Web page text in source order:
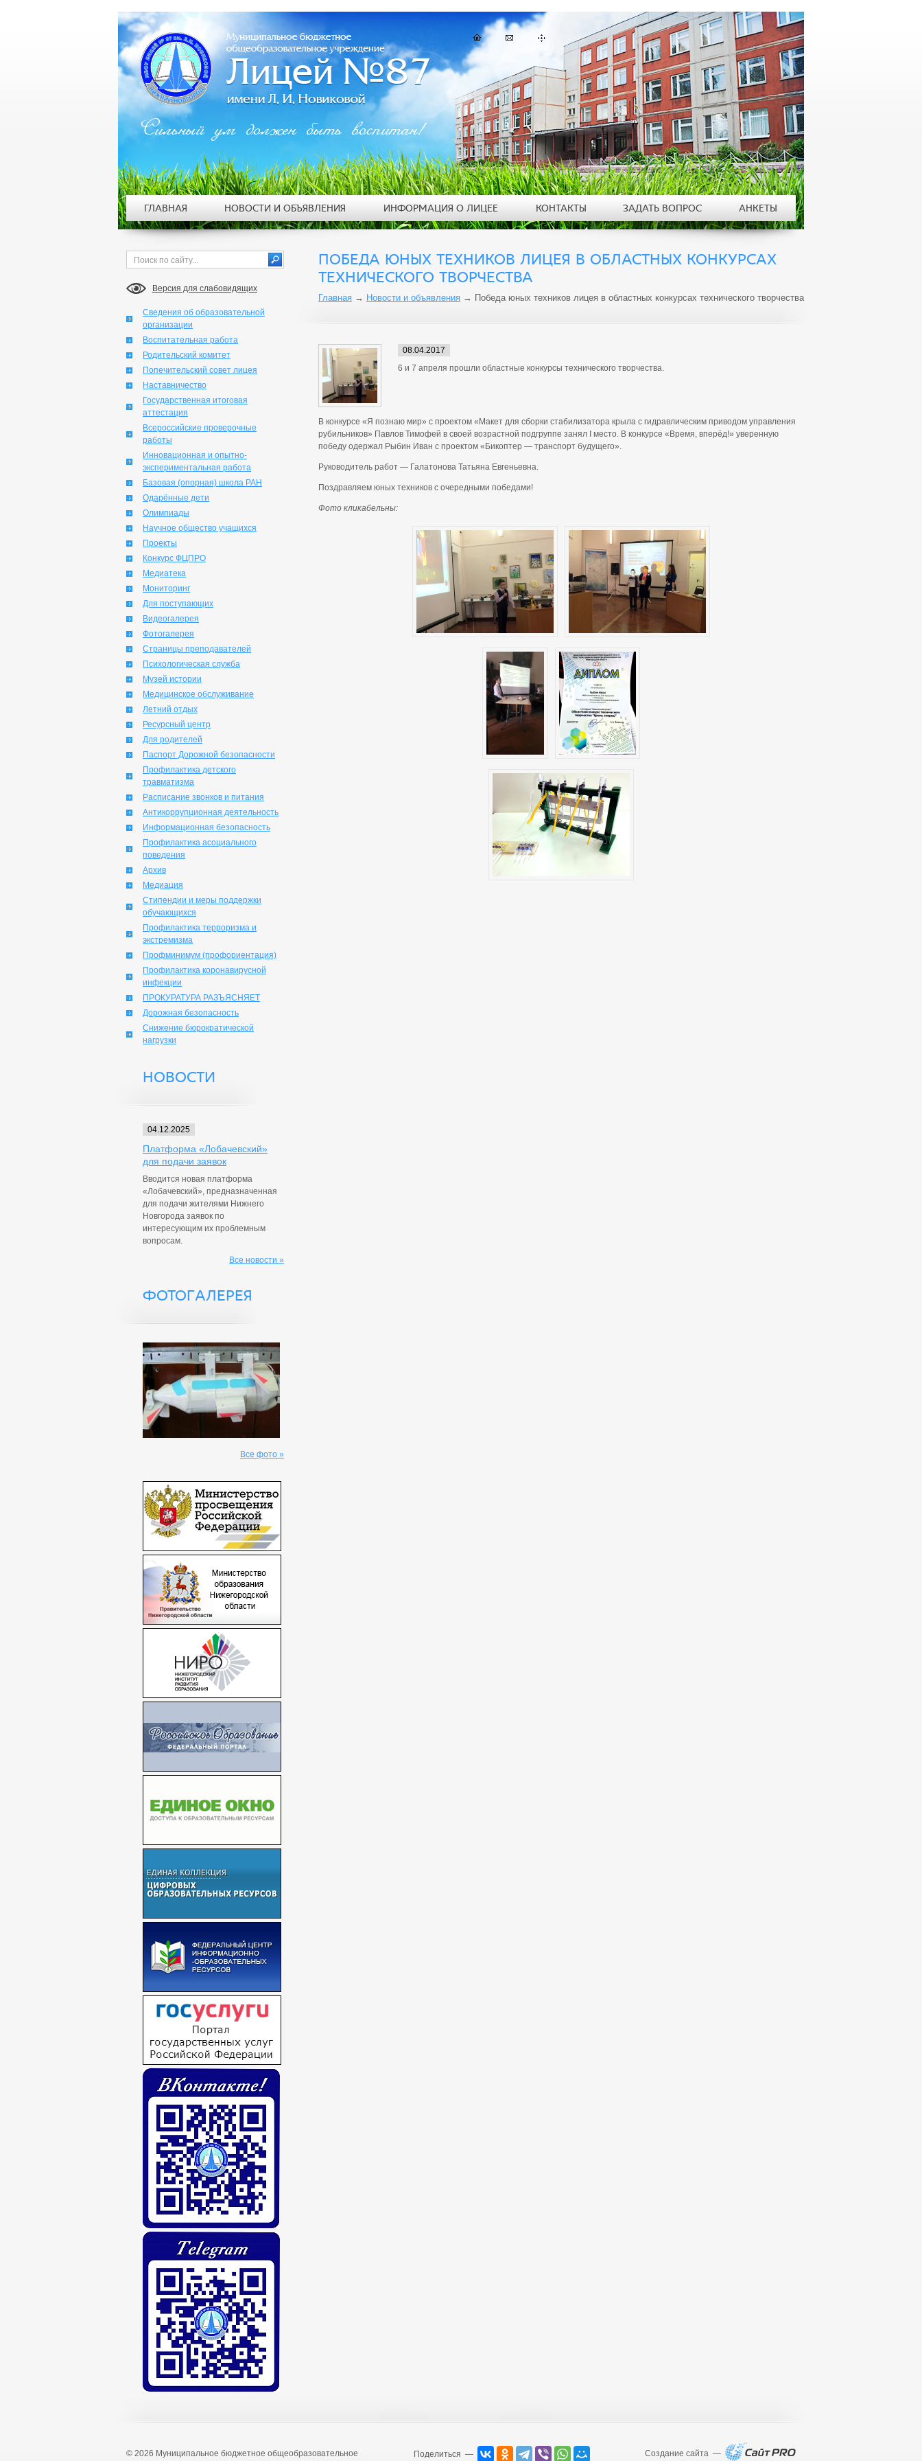
Версия для слабовидящих
Сведения об образовательной
организации
Воспитательная работа
Родительский комитет
Попечительский совет лицея
Наставничество
Государственная итоговая
аттестация
Всероссийские проверочные
работы
Инновационная и опытно-
экспериментальная работа
Базовая (опорная) школа РАН
Одарённые дети
Олимпиады
Научное общество учащихся
Проекты
Конкурс ФЦПРО
Медиатека
Мониторинг
Для поступающих
Видеогалерея
Фотогалерея
Страницы преподавателей
Психологическая служба
Музей истории
Медицинское обслуживание
Летний отдых
Ресурсный центр
Для родителей
Паспорт Дорожной безопасности
Профилактика детского
травматизма
Расписание звонков и питания
Антикоррупционная деятельность
Информационная безопасность
Профилактика асоциального
поведения
Архив
Медиация
Стипендии и меры поддержки
обучающихся
Профилактика терроризма и
экстремизма
Профминимум (профориентация)
Профилактика коронавирусной
инфекции
ПРОКУРАТУРА РАЗЪЯСНЯЕТ
Дорожная безопасность
Снижение бюрократической
нагрузки
НОВОСТИ
04.12.2025
Платформа «Лобачевский»
для подачи заявок
Вводится новая платформа
«Лобачевский», предназначенная
для подачи жителями Нижнего
Новгорода заявок по
интересующим их проблемным
вопросам.
Все новости »
ФОТОГАЛЕРЕЯ
Все фото »
ПОБЕДА ЮНЫХ ТЕХНИКОВ ЛИЦЕЯ В ОБЛАСТНЫХ КОНКУРСАХ
ТЕХНИЧЕСКОГО ТВОРЧЕСТВА
Главная → Новости и объявления → Победа юных техников лицея в областных конкурсах технического творчества
08.04.2017
6 и 7 апреля прошли областные конкурсы технического творчества.
В конкурсе «Я познаю мир» с проектом «Макет для сборки стабилизатора крыла с гидравлическим приводом управления
рубильников» Павлов Тимофей в своей возрастной подгруппе занял I место. В конкурсе «Время, вперёд!» уверенную
победу одержал Рыбин Иван с проектом «Бикоптер — транспорт будущего».
Руководитель работ — Галатонова Татьяна Евгеньевна.
Поздравляем юных техников с очередными победами!
Фото кликабельны:
Сильный ум должен быть воспитан!
ГЛАВНАЯ НОВОСТИ И ОБЪЯВЛЕНИЯ ИНФОРМАЦИЯ О ЛИЦЕЕ КОНТАКТЫ ЗАДАТЬ ВОПРОС АНКЕТЫ
© 2026 Муниципальное бюджетное общеобразовательное Поделиться — Создание сайта —